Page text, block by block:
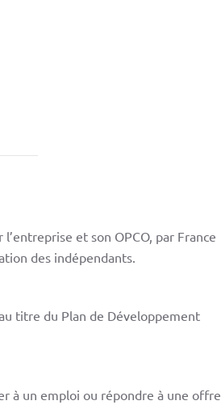
et son OPCO, par France
des indépendants.
titre du Plan de Développement
à un emploi ou répondre à une offre